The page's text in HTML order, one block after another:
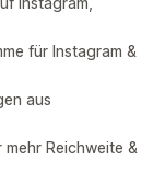
für Instagram &
aus
Reichweite &